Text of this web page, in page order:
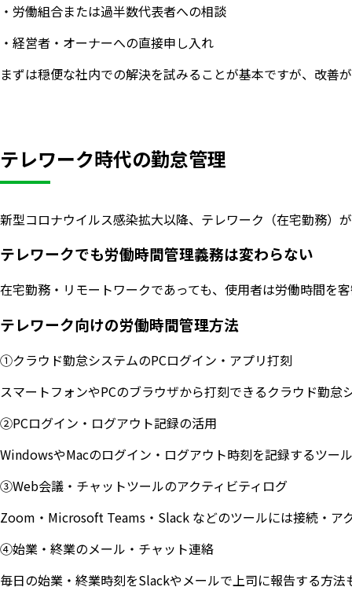
・労働組合または過半数代表者への相談
・経営者・オーナーへの直接申し入れ
まずは穏便な社内での解決を試みることが基本ですが、改善
テレワーク時代の勤怠管理
新型コロナウイルス感染拡大以降、テレワーク（在宅勤務）
テレワークでも労働時間管理義務は変わらない
在宅勤務・リモートワークであっても、使用者は労働時間を
テレワーク向けの労働時間管理方法
①クラウド勤怠システムのPCログイン・アプリ打刻
スマートフォンやPCのブラウザから打刻できるクラウド勤
②PCログイン・ログアウト記録の活用
WindowsやMacのログイン・ログアウト時刻を記録するツー
③Web会議・チャットツールのアクティビティログ
Zoom・Microsoft Teams・Slack などのツールには接続・ア
④始業・終業のメール・チャット連絡
毎日の始業・終業時刻をSlackやメールで上司に報告する方